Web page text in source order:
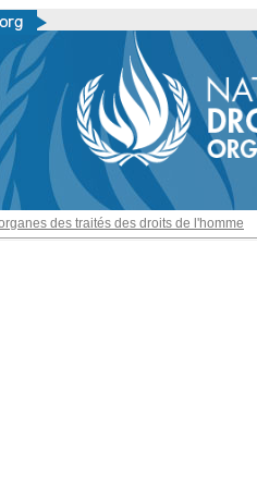
des traités des droits de l'homme